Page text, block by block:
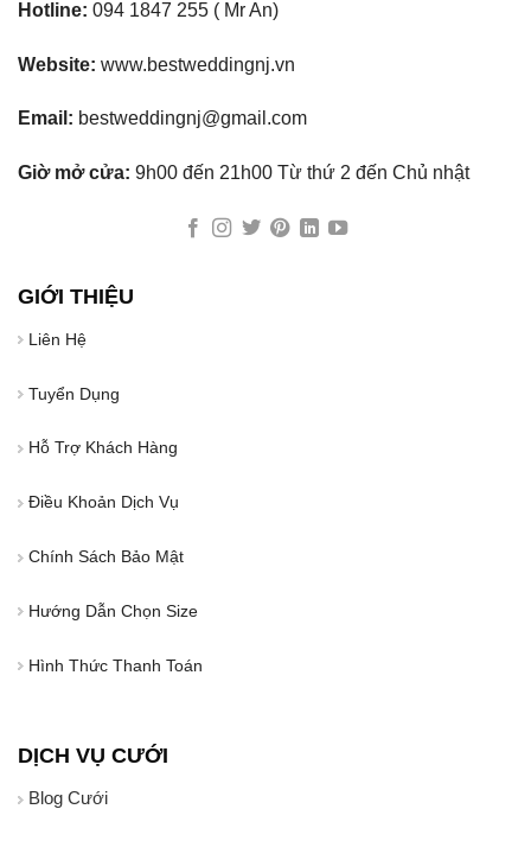
Hotline: 094 1847 255 ( Mr An)
Website: www.bestweddingnj.vn
Email: bestweddingnj@gmail.com
Giờ mở cửa: 9h00 đến 21h00 Từ thứ 2 đến Chủ nhật
GIỚI THIỆU
Liên Hệ
Tuyển Dụng
Hỗ Trợ Khách Hàng
Điều Khoản Dịch Vụ
Chính Sách Bảo Mật
Hướng Dẫn Chọn Size
Hình Thức Thanh Toán
DỊCH VỤ CƯỚI
Blog Cưới